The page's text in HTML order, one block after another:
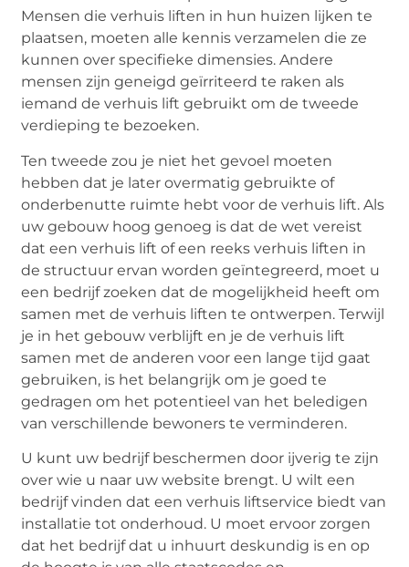
Mensen die verhuis liften in hun huizen lijken te
plaatsen, moeten alle kennis verzamelen die ze
kunnen over specifieke dimensies. Andere
mensen zijn geneigd geïrriteerd te raken als
iemand de verhuis lift gebruikt om de tweede
verdieping te bezoeken.
Ten tweede zou je niet het gevoel moeten
hebben dat je later overmatig gebruikte of
onderbenutte ruimte hebt voor de verhuis lift. Als
uw gebouw hoog genoeg is dat de wet vereist
dat een verhuis lift of een reeks verhuis liften in
de structuur ervan worden geïntegreerd, moet u
een bedrijf zoeken dat de mogelijkheid heeft om
samen met de verhuis liften te ontwerpen. Terwijl
je in het gebouw verblijft en je de verhuis lift
samen met de anderen voor een lange tijd gaat
gebruiken, is het belangrijk om je goed te
gedragen om het potentieel van het beledigen
van verschillende bewoners te verminderen.
U kunt uw bedrijf beschermen door ijverig te zijn
over wie u naar uw website brengt. U wilt een
bedrijf vinden dat een verhuis liftservice biedt van
installatie tot onderhoud. U moet ervoor zorgen
dat het bedrijf dat u inhuurt deskundig is en op